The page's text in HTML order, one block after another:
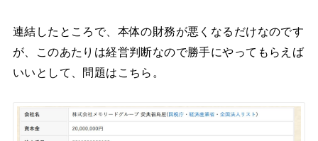
連結したところで、本体の財務が悪くなるだけなのです
が、このあたりは経営判断なので勝手にやってもらえば
いいとして、問題はこちら。